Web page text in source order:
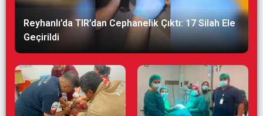
Reyhanlı’da TIR’dan Cephanelik Çıktı: 17 Silah Ele
Geçirildi